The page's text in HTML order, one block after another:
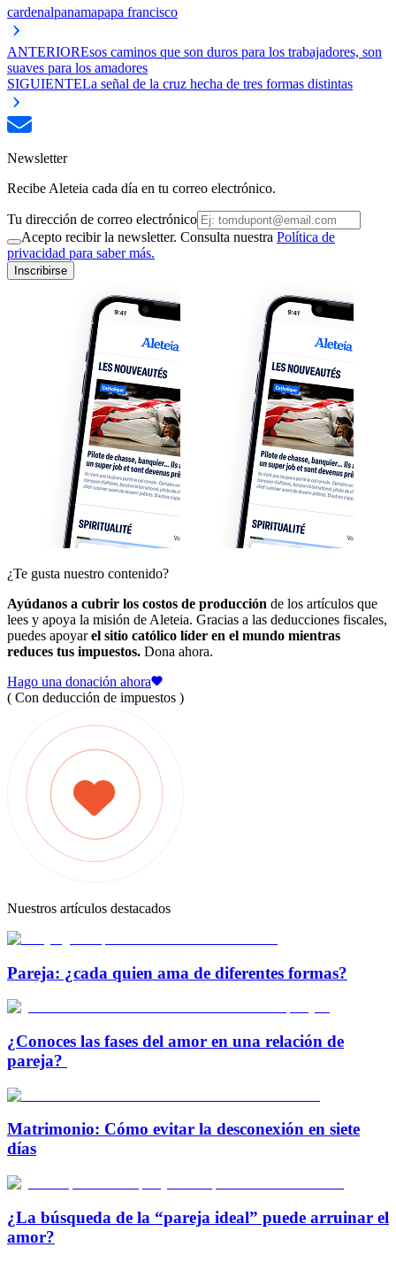
cardenalpanamapapa francisco
ANTERIOREsos caminos que son duros para los trabajadores, son
suaves para los amadores
SIGUIENTELa señal de la cruz hecha de tres formas distintas
Newsletter
Recibe Aleteia cada día en tu correo electrónico.
Tu dirección de correo electrónico
Acepto recibir la newsletter. Consulta nuestra Política de
privacidad para saber más.
Inscribirse
¿Te gusta nuestro contenido?
Ayúdanos a cubrir los costos de producción de los artículos que
lees y apoya la misión de Aleteia. Gracias a las deducciones fiscales,
puedes apoyarel sitio católico líder en el mundo mientras
reduces tus impuestos. Dona ahora.
Hago una donación ahora
( Con deducción de impuestos )
Nuestros artículos destacados
Pareja: ¿cada quien ama de diferentes formas?
¿Conoces las fases del amor en una relación de
pareja?
Matrimonio: Cómo evitar la desconexión en siete
días
¿La búsqueda de la “pareja ideal” puede arruinar el
amor?